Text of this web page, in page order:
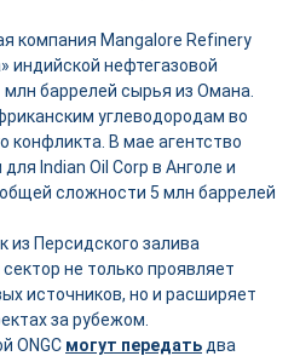
компания Mangalore Refinery
индийской нефтегазовой
млн баррелей сырья из Омана.
углеводородам во
конфликта. В мае агентство
Indian Oil Corp в Анголе и
сложности 5 млн баррелей
из Персидского залива
не только проявляет
источников, но и расширяет
за рубежом.
ONGC могут передать два